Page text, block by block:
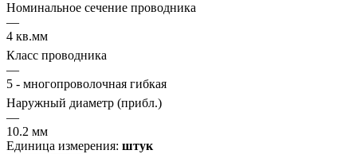
Номинальное сечение проводника
—
4 кв.мм
Класс проводника
—
5 - многопроволочная гибкая
Наружный диаметр (прибл.)
—
10.2 мм
Единица измерения: штук